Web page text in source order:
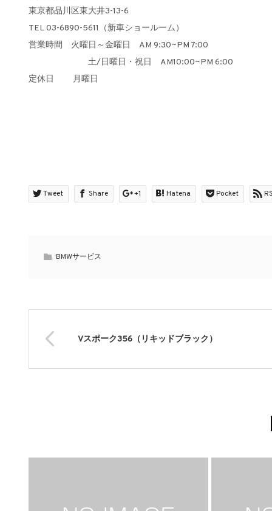
東京都品川区東大井3-13-6
TEL 03-6890-5611（新車ショールーム）
営業時間 火曜日～金曜日 AM 9:30~PM 7:00
土/日曜日・祝日 AM10:00~PM 6:00
定休日 月曜日
Tweet Share +1 Hatena Pocket
BMWサービス
Vスポーク356（リキッドブラック）